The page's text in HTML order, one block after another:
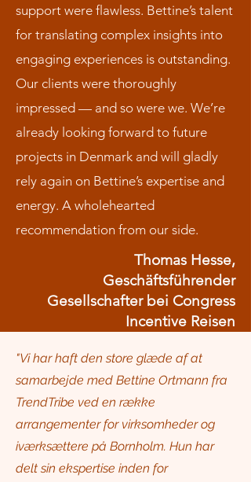
support were flawless. Bettine’s talent
for translating complex insights into
engaging experiences is outstanding.
Our clients were thoroughly
impressed — and so were we. We’re
already looking forward to future
projects in Denmark and will gladly
rely again on Bettine’s expertise and
energy. A wholehearted
recommendation from our side.
Thomas Hesse,
Geschäftsführender
Gesellschafter bei Congress
Incentive Reisen
"Vi har haft den store glæde af at
samarbejde med Bettine Ortmann fra
TrendTribe ved en række
arrangementer for virksomheder og
iværksættere på Bornholm. Hun har
delt sin ekspertise inden for